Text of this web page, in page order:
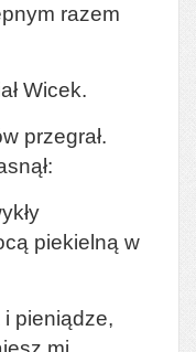
razem
Wicek.
przegrał.
piekielną w
pieniądze,